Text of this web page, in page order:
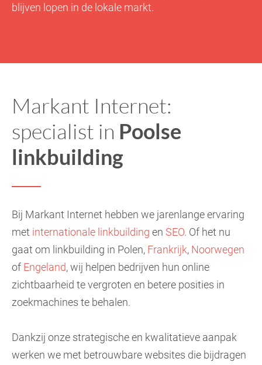
blijven lopen in de lokale markt.
Markant Internet:
specialist in Poolse
linkbuilding
Bij Markant Internet hebben we jarenlange ervaring
met internationale linkbuilding en SEO. Of het nu
gaat om linkbuilding in Polen, Frankrijk, Noorwegen
of Engeland, wij helpen bedrijven hun online
zichtbaarheid te vergroten en betere posities in
zoekmachines te behalen.
Dankzij onze strategische en kwalitatieve aanpak
werken we met betrouwbare websites die bijdragen